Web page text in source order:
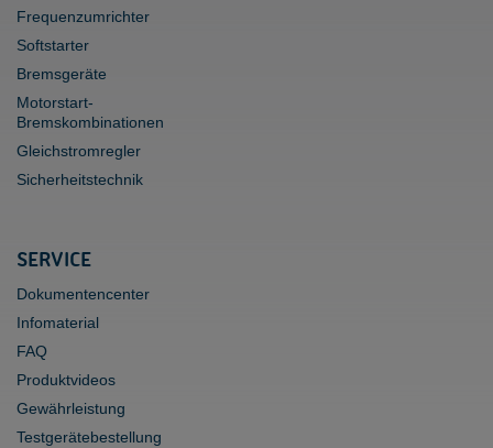
Frequenzumrichter
Softstarter
Bremsgeräte
Motorstart-
Bremskombinationen
Gleichstromregler
Sicherheitstechnik
SERVICE
Dokumentencenter
Infomaterial
FAQ
Produktvideos
Gewährleistung
Testgerätebestellung